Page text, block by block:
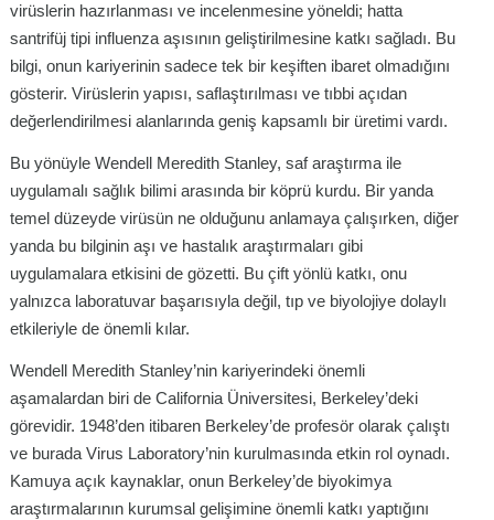
virüslerin hazırlanması ve incelenmesine yöneldi; hatta
santrifüj tipi influenza aşısının geliştirilmesine katkı sağladı. Bu
bilgi, onun kariyerinin sadece tek bir keşiften ibaret olmadığını
gösterir. Virüslerin yapısı, saflaştırılması ve tıbbi açıdan
değerlendirilmesi alanlarında geniş kapsamlı bir üretimi vardı.
Bu yönüyle Wendell Meredith Stanley, saf araştırma ile
uygulamalı sağlık bilimi arasında bir köprü kurdu. Bir yanda
temel düzeyde virüsün ne olduğunu anlamaya çalışırken, diğer
yanda bu bilginin aşı ve hastalık araştırmaları gibi
uygulamalara etkisini de gözetti. Bu çift yönlü katkı, onu
yalnızca laboratuvar başarısıyla değil, tıp ve biyolojiye dolaylı
etkileriyle de önemli kılar.
Wendell Meredith Stanley’nin kariyerindeki önemli
aşamalardan biri de California Üniversitesi, Berkeley’deki
görevidir. 1948’den itibaren Berkeley’de profesör olarak çalıştı
ve burada Virus Laboratory’nin kurulmasında etkin rol oynadı.
Kamuya açık kaynaklar, onun Berkeley’de biyokimya
araştırmalarının kurumsal gelişimine önemli katkı yaptığını